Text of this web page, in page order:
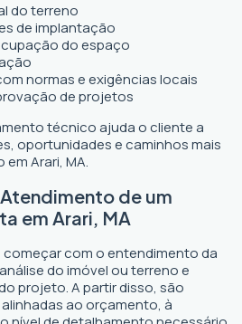
do terreno
de implantação
do espaço
normas e exigências locais
de projetos
técnico ajuda o cliente a
oportunidades e caminhos mais
Arari, MA.
de um
em Arari, MA
com o entendimento da
do imóvel ou terreno e
projeto. A partir disso, são
ao orçamento, à